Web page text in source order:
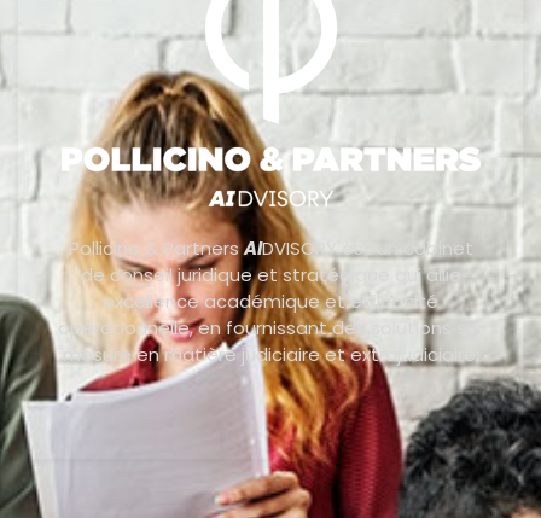
Pollicino & PartnersAIDVISORY est un cabinet
de conseil juridique et stratégique qui allie
excellence académique et efficacité
opérationnelle, en fournissant des solutions sur
mesure en matière judiciaire et extrajudiciaire.